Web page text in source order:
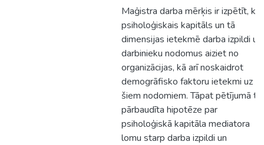
Maģistra darba mērķis ir izpētīt, kā
psiholoģiskais kapitāls un tā
dimensijas ietekmē darba izpildi un
darbinieku nodomus aiziet no
organizācijas, kā arī noskaidrot
demogrāfisko faktoru ietekmi uz
šiem nodomiem. Tāpat pētījumā
pārbaudīta hipotēze par
psiholoģiskā kapitāla mediatora
lomu starp darba izpildi un